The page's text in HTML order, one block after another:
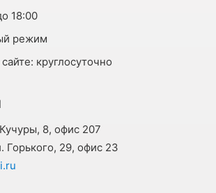
18:00
режим
круглосуточно
8, офис 207
Горького, 29, офис 23